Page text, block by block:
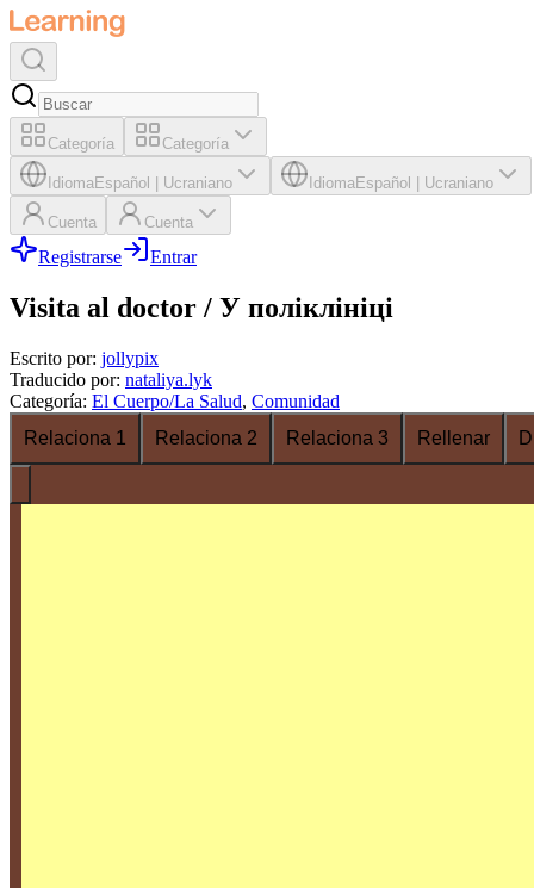
Categoría Categoría
IdiomaEspañol Ucraniano IdiomaEspañol Ucraniano
Cuenta Cuenta
Registrarse Entrar
Visita al doctor / У поліклініці
Escrito por: jollypix
Traducido por: nataliya.lyk
Categoría: El Cuerpo/La Salud, Comunidad
Relaciona 1
Relaciona 2 Relaciona 3 Rellenar